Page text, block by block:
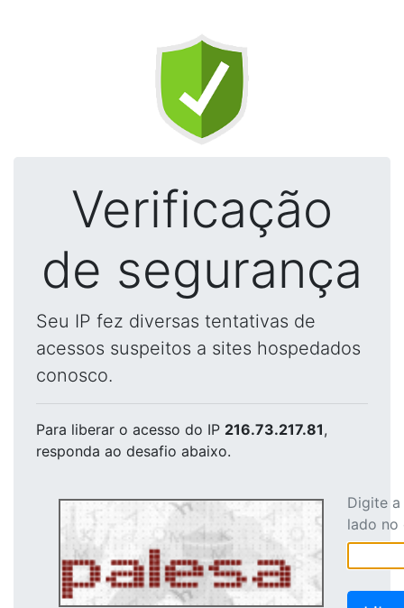
Verificação
de segurança
Seu IP fez diversas tentativas de
acessos suspeitos a sites hospedados
conosco.
Para liberar o acesso do IP 216.73.217.81,
responda ao desafio abaixo.
Digite
lado no